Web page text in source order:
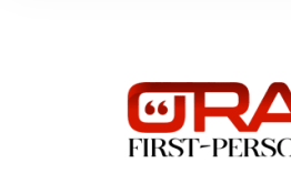
SUPPORT
CONTÁCTANOS